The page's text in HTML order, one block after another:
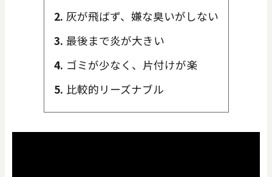
灰が飛ばず、嫌な臭いがしない
最後まで炎が大きい
ゴミが少なく、片付けが楽
比較的リーズナブル